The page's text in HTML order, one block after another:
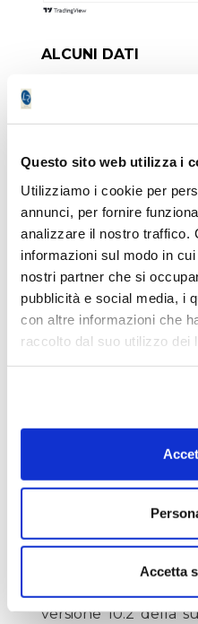
Questo sito web utilizza i
Utilizziamo i cookie per
annunci, per fornire
analizzare il nostro traffico.
informazioni sul modo in
nostri partner che si
pubblicità e social media, i
con altre informazioni che
raccolto dal suo utilizzo dei
Accetta
ALCUNI DATI
Nei primi nove
registrato un
segnare una
primi nove
capogruppo Circle
del 2023 il valore
attestato a 4,6
36% rispetto allo
scorso.
ALCUNE NEWS
Il 28 dicembre
propria ragione
S.r.l. “Progetto
comunicato di Circle
evolutivo gli
forwarders del
data entry grazie al
versione 10.2 della